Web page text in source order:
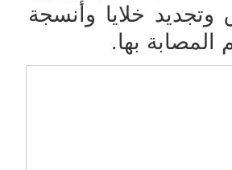
وتجديد خلايا وأنسجة
المصابة بها.